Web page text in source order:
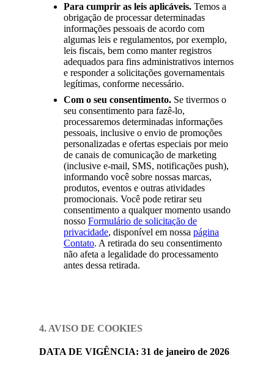
Para cumprir as leis aplicáveis. Temos a
obrigação de processar determinadas
informações pessoais de acordo com
algumas leis e regulamentos, por exemplo,
leis fiscais, bem como manter registros
adequados para fins administrativos internos
e responder a solicitações governamentais
legítimas, conforme necessário.
Com o seu consentimento. Se tivermos o
seu consentimento para fazê-lo,
processaremos determinadas informações
pessoais, inclusive o envio de promoções
personalizadas e ofertas especiais por meio
de canais de comunicação de marketing
(inclusive e-mail, SMS, notificações push),
informando você sobre nossas marcas,
produtos, eventos e outras atividades
promocionais. Você pode retirar seu
consentimento a qualquer momento usando
nosso Formulário de solicitação de
privacidade, disponível em nossa página
Contato. A retirada do seu consentimento
não afeta a legalidade do processamento
antes dessa retirada.
4. AVISO DE COOKIES
DATA DE VIGÊNCIA: 31 de janeiro de 2026